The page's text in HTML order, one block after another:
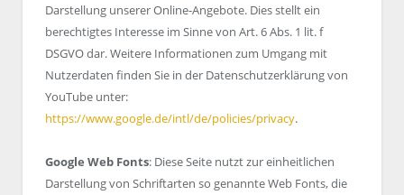
Darstellung unserer Online-Angebote. Dies stellt ein
berechtigtes Interesse im Sinne von Art. 6 Abs. 1 lit. f
DSGVO dar. Weitere Informationen zum Umgang mit
Nutzerdaten finden Sie in der Datenschutzerklärung von
YouTube unter:
https://www.google.de/intl/de/policies/privacy.
Google Web Fonts: Diese Seite nutzt zur einheitlichen
Darstellung von Schriftarten so genannte Web Fonts, die